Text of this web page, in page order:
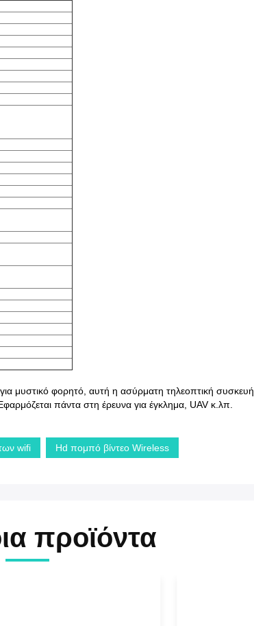
μυστικό φορητό, αυτή η ασύρματη τηλεοπτική
πάντα στη έρευνα για έγκλημα, UAV κ.λπ.
wifi Hd πομπό βίντεο Wireless
προϊόντα